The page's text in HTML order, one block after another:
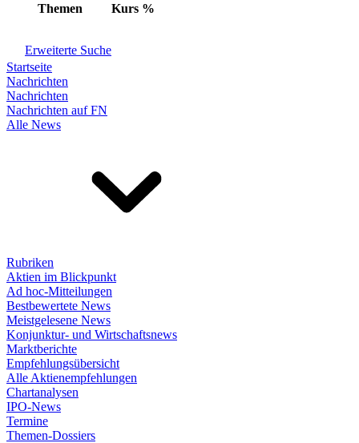
Themen Kurs %
Erweiterte Suche
Startseite
Nachrichten
Nachrichten
Nachrichten auf FN
Alle News
Rubriken
Aktien im Blickpunkt
Ad hoc-Mitteilungen
Bestbewertete News
Meistgelesene News
Konjunktur- und Wirtschaftsnews
Marktberichte
Empfehlungsübersicht
Alle Aktienempfehlungen
Chartanalysen
IPO-News
Termine
Themen-Dossiers